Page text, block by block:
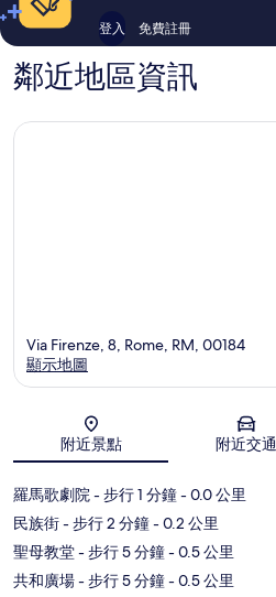
登入 免費註冊
鄰近地區資訊
地圖
Via Firenze, 8, Rome, RM, 00184
顯示地圖
附近景點 附近交通
羅馬歌劇院- 步行 1 分鐘- 0.0 公里
民族街- 步行 2 分鐘- 0.2 公里
聖母教堂- 步行 5 分鐘- 0.5 公里
共和廣場- 步行 5 分鐘- 0.5 公里